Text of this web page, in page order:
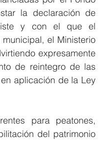
la declaración de
y con el que el
el Ministerio
expresamente
de reintegro de las
aplicación de la Ley
para peatones,
del patrimonio